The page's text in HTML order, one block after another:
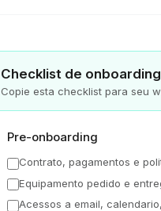
Checklist de
Copie esta checklist para seu
Pre-onboarding
Contrato, pagamentos e
Equipamento pedido e
Acessos a email,